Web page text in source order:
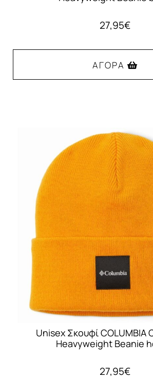
27,95€
ΑΓΟΡΆ
Unisex Σκουφί COLUMBIA
Heavyweight Beanie
27,95€